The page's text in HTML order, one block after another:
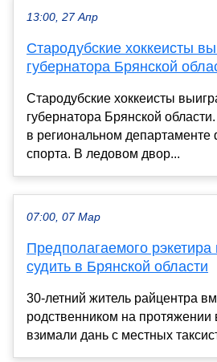
13:00, 27 Апр
Стародубские хоккеисты
губернатора Брянской
Стародубские хоккеисты
губернатора Брянской
в региональном департаменте
спорта. В ледовом двор...
07:00, 07 Мар
Предполагаемого рэкетира
судить в Брянской области
30-летний житель райцентра
родственником на протяжении
взимали дань с местных